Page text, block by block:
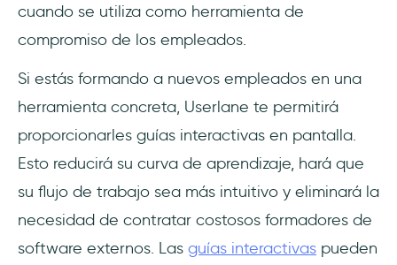
cuando se utiliza como herramienta de
compromiso de los empleados.
Si estás formando a nuevos empleados en una
herramienta concreta, Userlane te permitirá
proporcionarles guías interactivas en pantalla.
Esto reducirá su curva de aprendizaje, hará que
su flujo de trabajo sea más intuitivo y eliminará la
necesidad de contratar costosos formadores de
software externos. Las guías interactivas pueden